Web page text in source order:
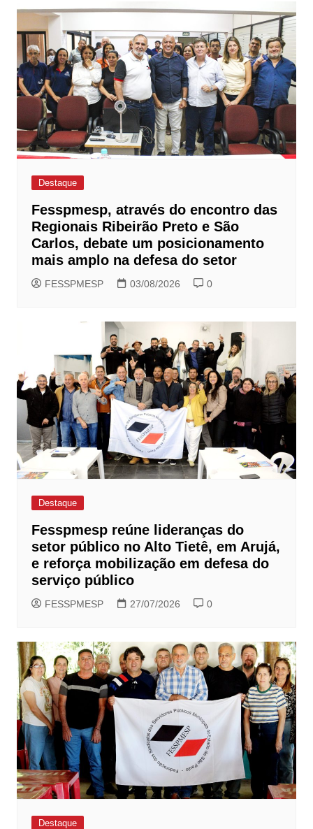
Destaque
Fesspmesp, através do encontro das
Regionais Ribeirão Preto e São
Carlos, debate um posicionamento
mais amplo na defesa do setor
FESSPMESP 03/08/2026 0
Destaque
Fesspmesp reúne lideranças do
setor público no Alto Tietê, em Arujá,
e reforça mobilização em defesa do
serviço público
FESSPMESP 27/07/2026 0
Destaque